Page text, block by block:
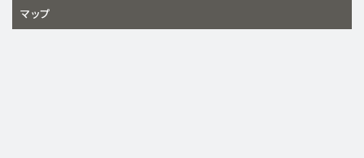
マップ